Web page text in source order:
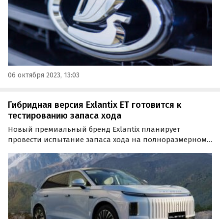
06 октября 2023, 13:03
Гибридная версия Exlantix ЕТ готовится к
тестированию запаса хода
Новый премиальный бренд Exlantix планирует
провести испытание запаса хода на полноразмерном
установкой.